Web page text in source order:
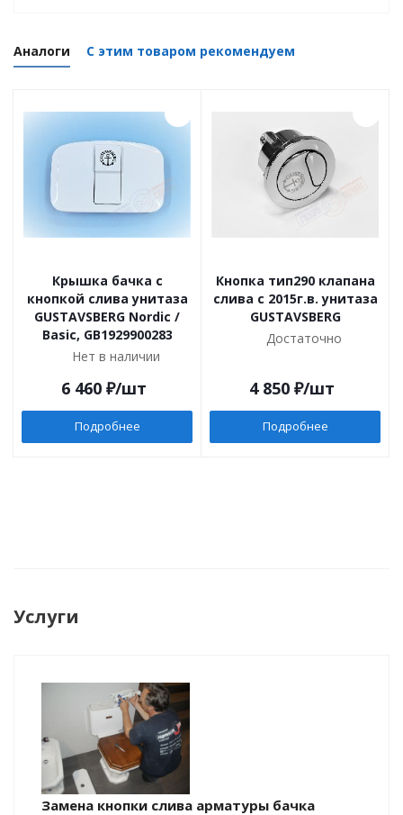
Аналоги С этим товаром рекомендуем
Крышка бачка с
кнопкой слива унитаза
GUSTAVSBERG Nordic /
Basic, GB1929900283
Нет в наличии
6 460 ₽/шт
Подробнее
Кнопка тип290 клапана
слива с 2015г.в. унитаза
GUSTAVSBERG
Достаточно
4 850 ₽/шт
Подробнее
Услуги
Замена кнопки слива арматуры бачка